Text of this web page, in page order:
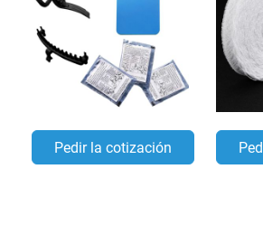
Pedir la cotización